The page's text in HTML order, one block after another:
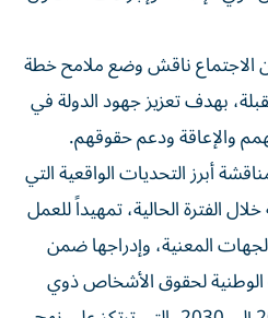
الاجتماع ناقش وضع ملامح خطة
بهدف تعزيز جهود الدولة في
والإعاقة ودعم حقوقهم.
أبرز التحديات الواقعية التي
الفترة الحالية، تمهيداً للعمل
المعنية، وإدراجها ضمن
الوطنية لحقوق الأشخاص ذوي